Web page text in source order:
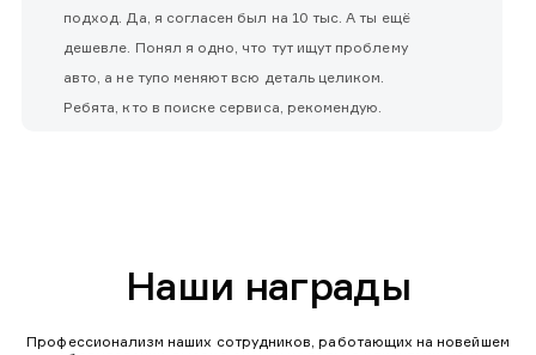
подход. Да, я согласен был на 10 тыс. А ты ещё
дешевле. Понял я одно, что тут ищут проблему
авто, а не тупо меняют всю деталь целиком.
Ребята, кто в поиске сервиса, рекомендую.
Наши награды
Профессионализм наших сотрудников, работающих на новейшем